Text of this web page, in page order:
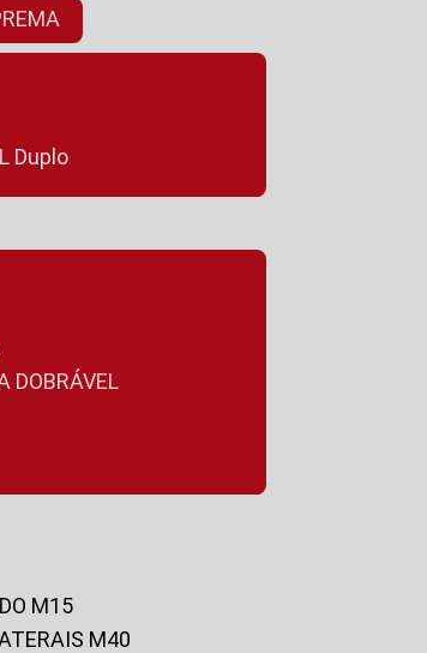
Duplo
DOBRÁVEL
M15
M40